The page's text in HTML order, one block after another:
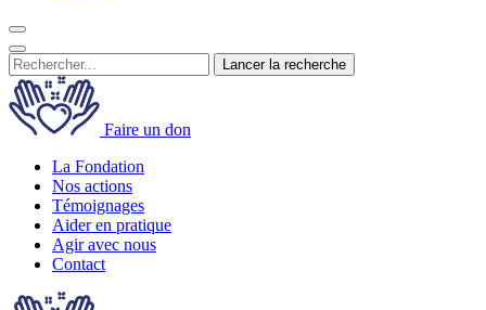
Lancer la recherche
Faire un don
La Fondation
Nos actions
Témoignages
Aider en pratique
Agir avec nous
Contact